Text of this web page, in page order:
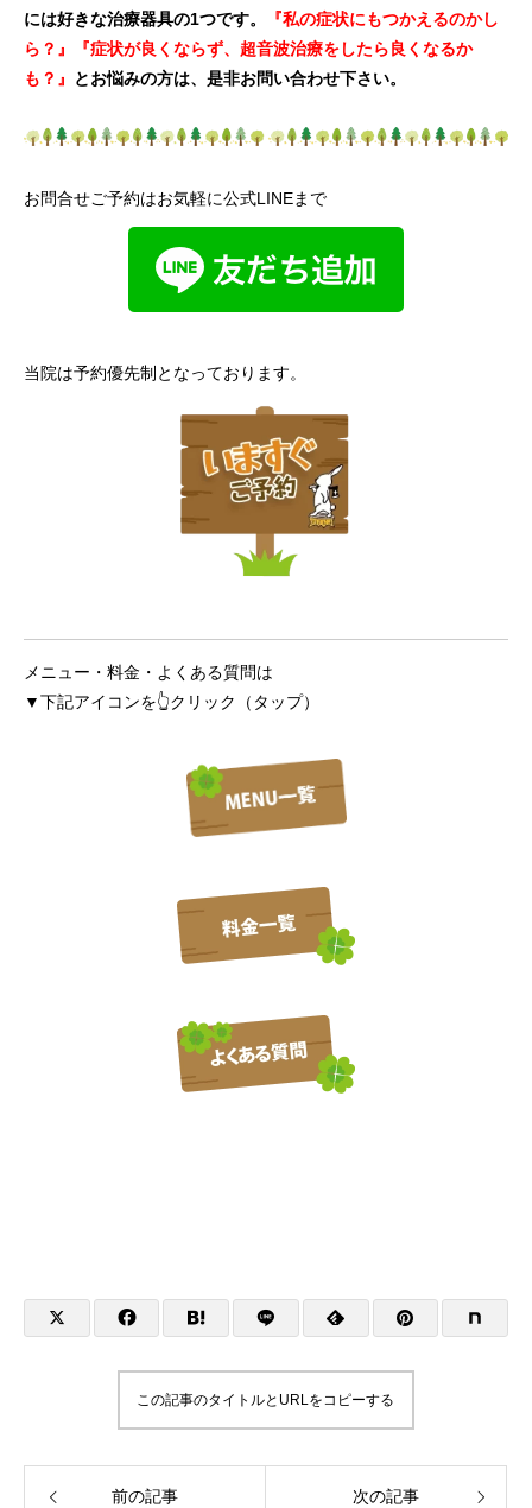
には好きな治療器具の1つです。
『私の症状にもつかえるのかし
ら？』『症状が良くならず、超音波治療をしたら良くなるか
も？』
とお悩みの方は、是非お問い合わせ下さい。
お問合せご予約はお気軽に公式LINEまで
当院は予約優先制となっております。
メニュー・料金・よくある質問は
▼下記アイコンを👆クリック（タップ）
この記事のタイトルとURLをコピーする
前の記事 次の記事